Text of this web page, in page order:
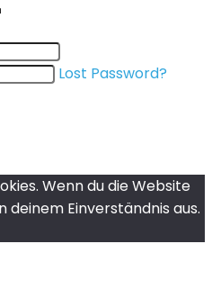
Lost Password?
Wenn du die Website
Einverständnis aus.